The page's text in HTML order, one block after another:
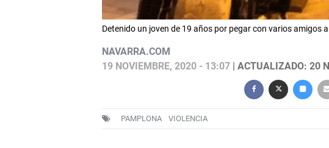
Detenido un joven de 19 años por pegar con varios amigos
NAVARRA.COM
19 NOVIEMBRE, 2020 - 13:07| ACTUALIZADO: 20
PAMPLONA VIOLENCIA